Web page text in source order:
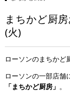
まちかど厨
(火)
ローソンのまちかど
ローソンの一部店舗
「まちかど厨房」 。